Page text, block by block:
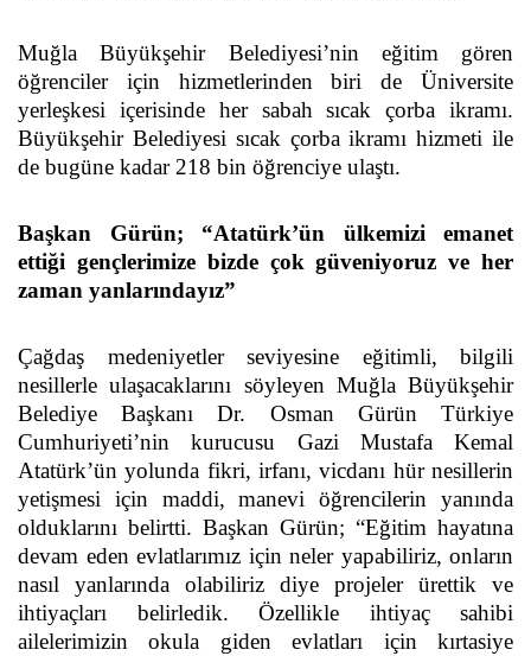
Muğla Büyükşehir Belediyesi’nin eğitim gören
öğrenciler için hizmetlerinden biri de Üniversite
yerleşkesi içerisinde her sabah sıcak çorba ikramı.
Büyükşehir Belediyesi sıcak çorba ikramı hizmeti ile
de bugüne kadar 218 bin öğrenciye ulaştı.
Başkan Gürün; “Atatürk’ün ülkemizi emanet
ettiği gençlerimize bizde çok güveniyoruz ve her
zaman yanlarındayız”
Çağdaş medeniyetler seviyesine eğitimli, bilgili
nesillerle ulaşacaklarını söyleyen Muğla Büyükşehir
Belediye Başkanı Dr. Osman Gürün Türkiye
Cumhuriyeti’nin kurucusu Gazi Mustafa Kemal
Atatürk’ün yolunda fikri, irfanı, vicdanı hür nesillerin
yetişmesi için maddi, manevi öğrencilerin yanında
olduklarını belirtti. Başkan Gürün; “Eğitim hayatına
devam eden evlatlarımız için neler yapabiliriz, onların
nasıl yanlarında olabiliriz diye projeler ürettik ve
ihtiyaçları belirledik. Özellikle ihtiyaç sahibi
ailelerimizin okula giden evlatları için kırtasiye